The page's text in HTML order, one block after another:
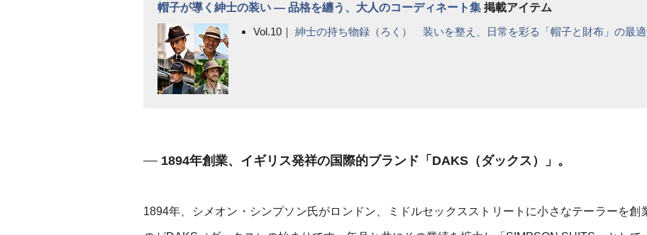
帽子が導く紳士の装い ― 品格を纏う、大人のコーディネート集 掲載アイテム
Vol.10｜ 紳士の持ち物録（ろく） 装いを整え、日常を彩る「帽子と財布」の最
1894年創業、イギリス発祥の国際的ブランド「DAKS（ダックス）」。
1894年、シメオン・シンプソン氏がロンドン、ミドルセックスストリートに小さなテーラーを創